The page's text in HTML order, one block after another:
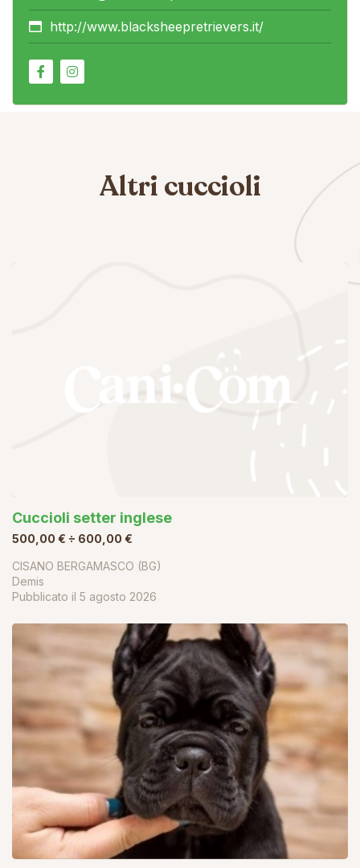
http://www.blacksheepretrievers.it/
Altri cuccioli
Cuccioli setter inglese
500,00 € ÷ 600,00 €
CISANO BERGAMASCO (BG)
Demis
Pubblicato il 5 agosto 2026